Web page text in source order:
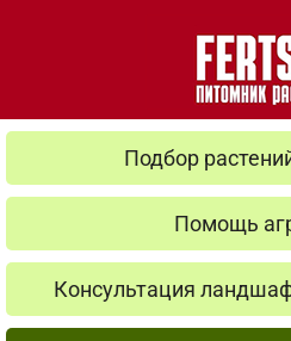
Подбор
Помощь
Консультация